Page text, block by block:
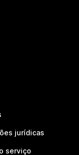
jurídicas
serviço